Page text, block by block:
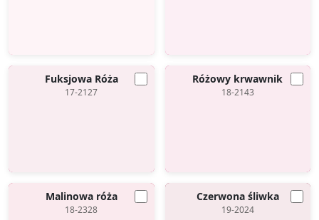
Fuksjowa Róża
17-2127
Różowy krwawnik
18-2143
Malinowa róża
18-2328
Czerwona śliwka
19-2024